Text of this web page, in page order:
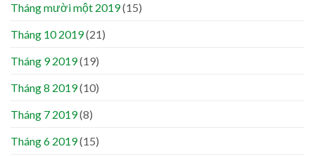
Tháng mười một 2019(15)
Tháng 10 2019(21)
Tháng 9 2019(19)
Tháng 8 2019(10)
Tháng 7 2019(8)
Tháng 6 2019(15)